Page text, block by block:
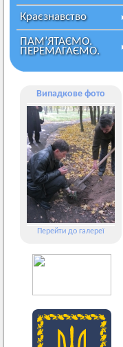
Краєзнавство
ПАМ’ЯТАЄМО.
ПЕРЕМАГАЄМО.
Випадкове фото
Перейти до галереї